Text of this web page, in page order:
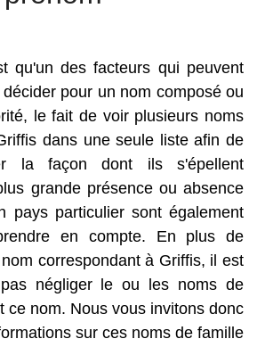
qu'un des facteurs qui peuvent
pour un nom composé ou
le fait de voir plusieurs noms
dans une seule liste afin de
la façon dont ils s'épellent
grande présence ou absence
pays particulier sont également
en compte. En plus de
correspondant à Griffis, il est
négliger le ou les noms de
ce nom. Nous vous invitons donc
sur ces noms de famille